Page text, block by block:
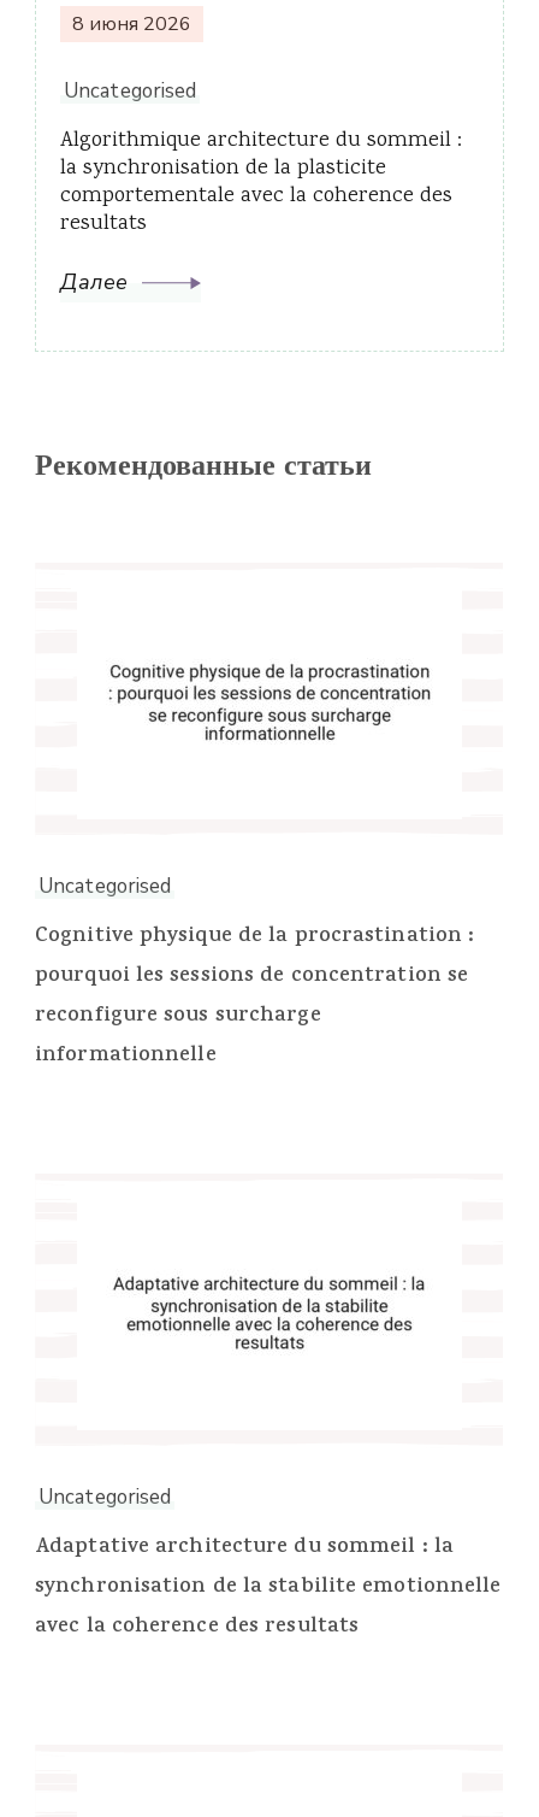
8 июня 2026
Uncategorised
Algorithmique architecture du sommeil :
la synchronisation de la plasticite
comportementale avec la coherence des
resultats
Далее
Рекомендованные статьи
Uncategorised
Cognitive physique de la procrastination :
pourquoi les sessions de concentration se
reconfigure sous surcharge
informationnelle
Uncategorised
Adaptative architecture du sommeil : la
synchronisation de la stabilite emotionnelle
avec la coherence des resultats